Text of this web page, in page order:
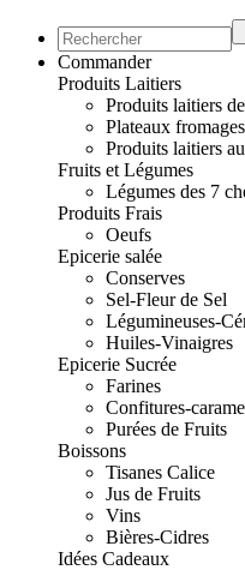
Commander
Produits Laitiers
Produits laitiers
Plateaux fromages
Produits laitiers
Fruits et Légumes
Légumes des 7
Produits Frais
Oeufs
Epicerie salée
Conserves
Sel-Fleur de Sel
Légumineuses-
Huiles-Vinaigres
Epicerie Sucrée
Farines
Confitures-
Purées de Fruits
Boissons
Tisanes Calice
Jus de Fruits
Vins
Bières-Cidres
Idées Cadeaux